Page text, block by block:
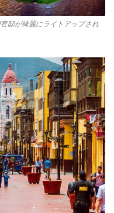
邸が綺麗にライトアップされ